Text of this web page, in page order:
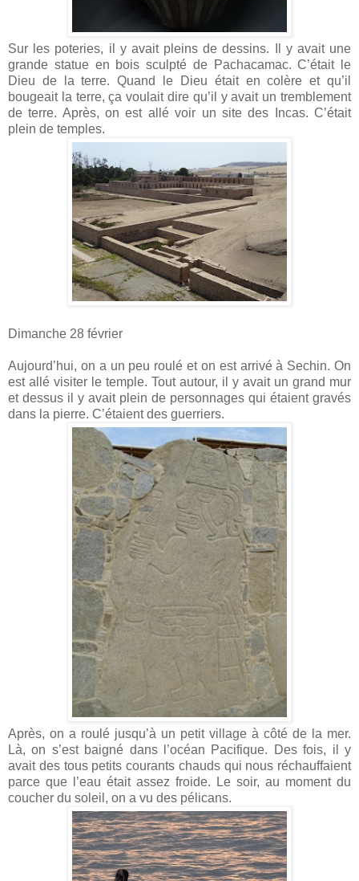
Sur les poteries, il y avait pleins de dessins. Il y avait une
grande statue en bois sculpté de Pachacamac. C’était le
Dieu de la terre. Quand le Dieu était en colère et qu’il
bougeait la terre, ça voulait dire qu’il y avait un tremblement
de terre. Après, on est allé voir un site des Incas. C’était
plein de temples.
Dimanche 28 février
Aujourd’hui, on a un peu roulé et on est arrivé à Sechin. On
est allé visiter le temple. Tout autour, il y avait un grand mur
et dessus il y avait plein de personnages qui étaient gravés
dans la pierre. C’étaient des guerriers.
Après, on a roulé jusqu’à un petit village à côté de la mer.
Là, on s’est baigné dans l’océan Pacifique. Des fois, il y
avait des tous petits courants chauds qui nous réchauffaient
parce que l’eau était assez froide. Le soir, au moment du
coucher du soleil, on a vu des pélicans.